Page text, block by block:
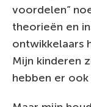
voordelen”
theorieën en
ontwikkelaars
Mijn kinderen
hebben er